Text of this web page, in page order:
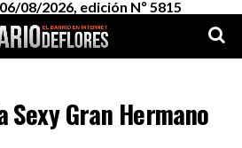
08/2026, edición Nº 5815
Sexy Gran Hermano